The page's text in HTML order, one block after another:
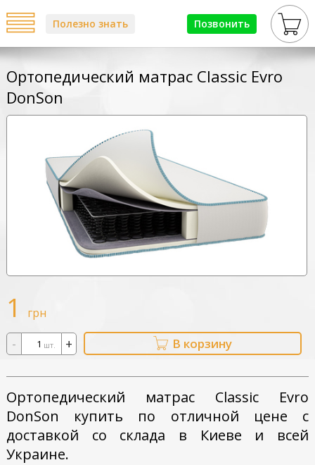
Позвонить
Полезно знать
Ортопедический матрас Classic Evro
DonSon
1 грн
- +
шт. В корзину
Ортопедический матрас Classic Evro
DonSon купить по отличной цене с
доставкой со склада в Киеве и всей
Украине.